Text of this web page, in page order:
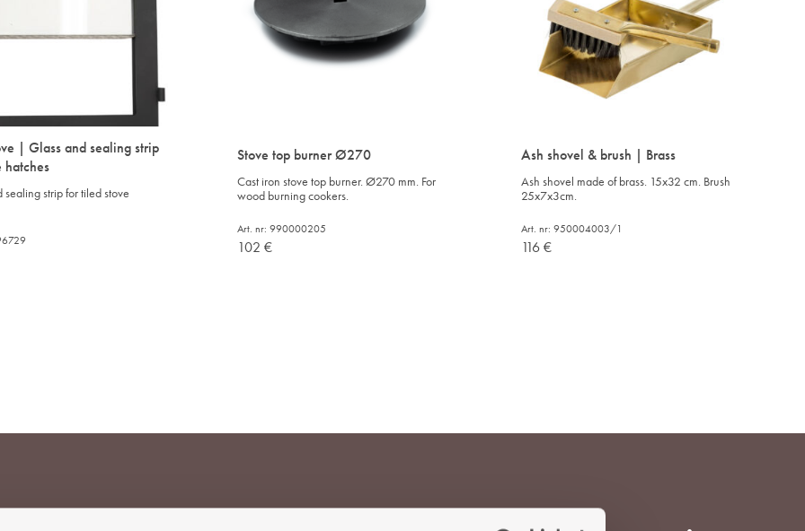
| Glass and sealing strip
hatches
sealing strip for tiled stove
Stove top burner Ø270
Cast iron stove top burner. Ø270 mm. For
wood burning cookers.
Art. nr: 990000205
102 €
Ash shovel & brush | Brass
Ash shovel made of brass. 15x32 cm. Brush
25x7x3cm.
Art. nr: 950004003/1
116€